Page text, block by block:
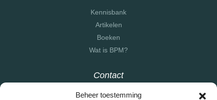
Beheer toestemming
Kennisbank
Artikelen
Boeken
Wat is BPM?
Contact
info@bpmconsult.nl